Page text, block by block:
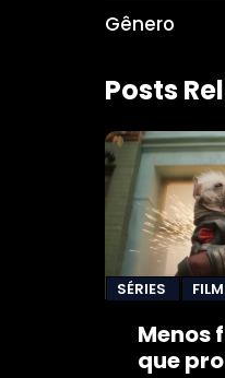
Gênero
Posts
SÉRIES
Menos
que